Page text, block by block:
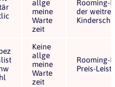
allge
meine
Warte
zeit
Rooming-
der
Keine
allge
meine
Warte
zeit
Rooming-
Preis-